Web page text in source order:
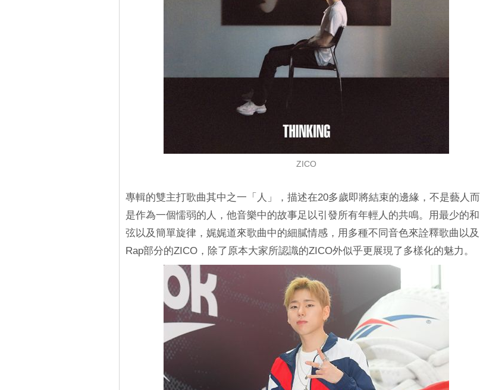
ZICO
專輯的雙主打歌曲其中之一「人」，描述在20多歲即將結束的邊緣，不是藝人而
是作為一個懦弱的人，他音樂中的故事足以引發所有年輕人的共鳴。用最少的和
弦以及簡單旋律，娓娓道來歌曲中的細膩情感，用多種不同音色來詮釋歌曲以及
Rap部分的ZICO，除了原本大家所認識的ZICO外似乎更展現了多樣化的魅力。